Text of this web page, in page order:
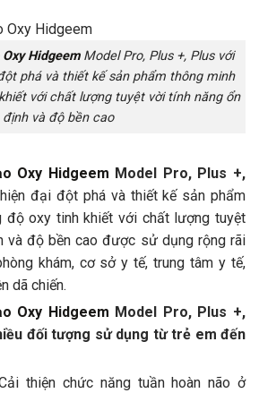
HidgeemModel Pro, Plus +, Plus với
phá và thiết kế sản phẩm thông minh
với chất lượng tuyệt vời tính năng ổn
định và độ bền cao
Oxy Hidgeem Model Pro, Plus +,
đại đột phá và thiết kế sản phẩm
độ oxy tinh khiết với chất lượng tuyệt
và độ bền cao được sử dụng rộng rãi
khám, cơ sở y tế, trung tâm y tế,
dã chiến.
Oxy Hidgeem Model Pro, Plus +,
đối tượng sử dụng từ trẻ em đến
thiện chức năng tuần hoàn não ở